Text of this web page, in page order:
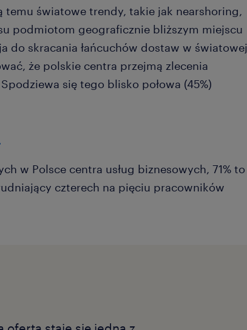
temu światowe trendy, takie jak nearshoring,
podmiotom geograficznie bliższym miejscu
do skracania łańcuchów dostaw w światowej
że polskie centra przejmą zlecenia
się tego blisko połowa (45%)
w Polsce centra usług biznesowych, 71% to
czterech na pięciu pracowników